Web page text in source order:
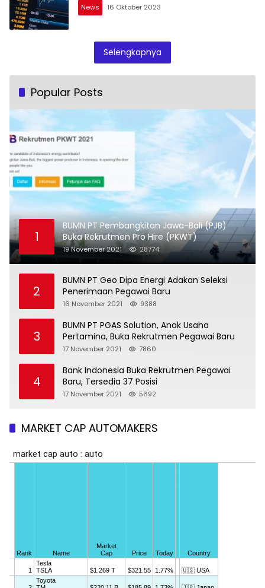
News 16 Oktober 2023
Selengkapnya
Popular Posts
1
BUMN PT Pembangkitan Jawa-Bali (PJB)
Buka Rekrutmen Pro Hire (PKWT)
19 November 2021 28774
2
BUMN PT Geo Dipa Energi Adakan Seleksi
Penerimaan Pegawai Baru
16 November 2021 9388
3
BUMN PT PGAS Solution, Anak Usaha
Pertamina, Buka Rekrutmen Pegawai Baru
17 November 2021 7860
4
Bank Indonesia Buka Rekrutmen Pegawai
Baru, Tersedia 37 Posisi
17 November 2021 5692
MARKET CAP AUTOMAKERS